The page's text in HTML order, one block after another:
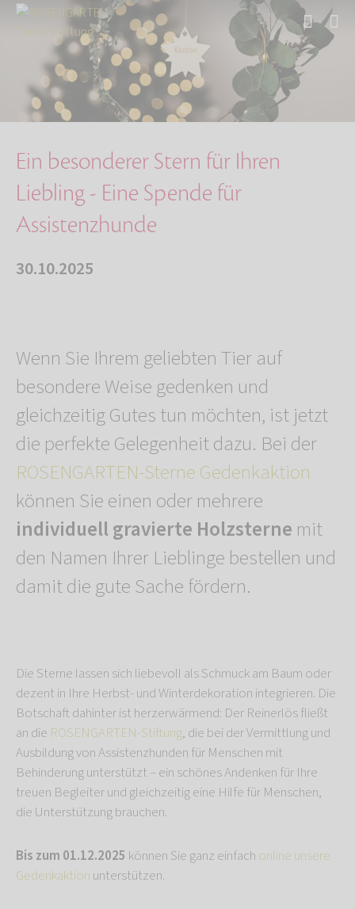
Über uns
Aktuelles
Ein besonderer Stern für Ihren Liebling - Ein…
Ein besonderer Stern für Ihren
Liebling - Eine Spende für
Assistenzhunde
30.10.2025
Wenn Sie Ihrem geliebten Tier auf
besondere Weise gedenken und
gleichzeitig Gutes tun möchten, ist jetzt
die perfekte Gelegenheit dazu. Bei der
ROSENGARTEN-Sterne Gedenkaktion
können Sie einen oder mehrere
individuell gravierte Holzsterne mit
den Namen Ihrer Lieblinge bestellen und
damit die gute Sache fördern.
Die Sterne lassen sich liebevoll als Schmuck am Baum oder
dezent in Ihre Herbst- und Winterdekoration integrieren. Die
Botschaft dahinter ist herzerwärmend: Der Reinerlös fließt
an die ROSENGARTEN-Stiftung, die bei der Vermittlung und
Ausbildung von Assistenzhunden für Menschen mit
Behinderung unterstützt – ein schönes Andenken für Ihre
treuen Begleiter und gleichzeitig eine Hilfe für Menschen,
die Unterstützung brauchen.
Bis zum 01.12.2025 können Sie ganz einfach online unsere
Gedenkaktion unterstützen.